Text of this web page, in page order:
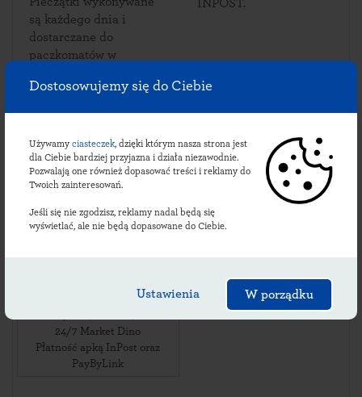
Dostosowujemy się do Ciebie
Używamy ciasteczek, dzięki którym nasza strona jest
dla Ciebie bardziej przyjazna i działa niezawodnie.
Pozwalają one również dopasować treści i reklamy do
Twoich zainteresowań.
Jeśli się nie zgodzisz, reklamy nadal będą się
wyświetlać, ale nie będą dopasowane do Ciebie.
Ustawienia W porządku
są każdego dnia i
dostarczane do
paczkomatów w
INPOST.
Sprawdź lokalizacje
budzowskich
paczkomatów:
,
24/7 Market Dino
Płatność apką InPost oraz
PayByLink